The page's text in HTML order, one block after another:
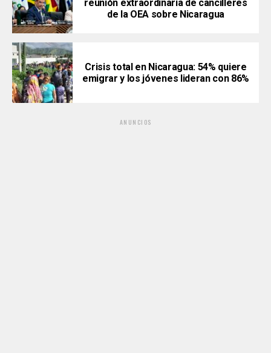
reunión extraordinaria de cancilleres
de la OEA sobre Nicaragua
Crisis total en Nicaragua: 54% quiere
emigrar y los jóvenes lideran con 86%
ANUNCIOS